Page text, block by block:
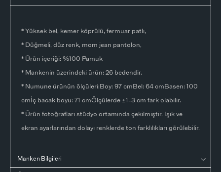
* Yüksek bel, kemer köprülü, fermuar patlı,
* Düğmeli, düz renk, mom jean pantolon,
* Ürün içeriği: %100 Pamuk
* Mankenin üzerindeki ürün: 26 bedendir.
* Numune ürünün ölçüleri:Boy: 97 cmBel: 64 cmBasen: 100
cmİç bacak boyu: 71 cmÖlçülerde ±1-3 cm fark olabilir.
* Ürün fotoğrafları stüdyo ortamında çekilmiştir. Işık ve
ekran ayarlarından dolayı renklerde ton farklılıkları görülebilir.
Manken Bilgileri